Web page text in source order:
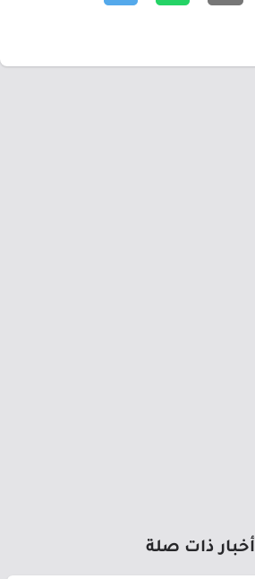
أخبار ذات صلة